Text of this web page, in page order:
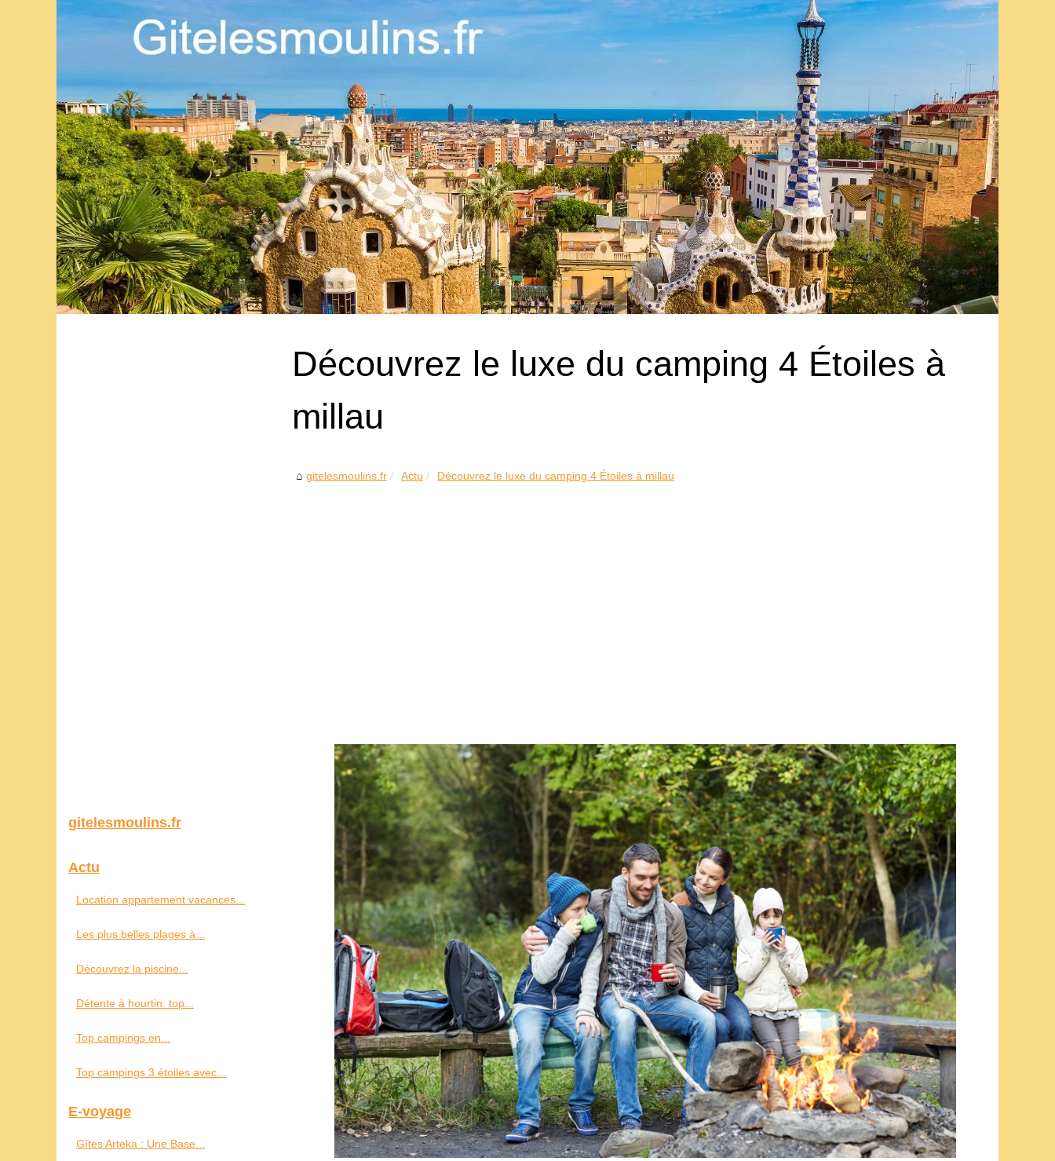
Découvrez le luxe du camping 4 Étoiles à
millau
gitelesmoulins.fr Actu Découvrez le luxe du camping 4 Étoiles à millau
gitelesmoulins.fr
Actu
Location appartement vacances...
Les plus belles plages à...
Découvrez la piscine...
Détente à hourtin: top...
Top campings en...
Top campings 3 étoiles avec...
E-voyage
Gîtes Arteka : Une Base...